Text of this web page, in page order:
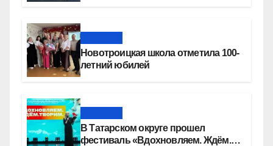
Новотроицкая школа отметила 100-
летний юбилей
В Татарском округе прошел
фестиваль «Вдохновляем. Ждём.